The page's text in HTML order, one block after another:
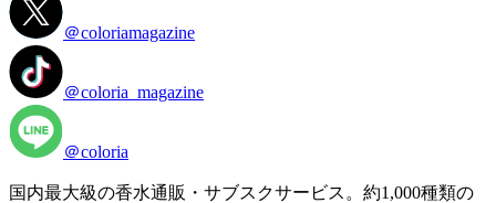
＠coloriamagazine
＠coloria_magazine
＠coloria
国内最大級の香水通販・サブスクサービス。約1,000種類の